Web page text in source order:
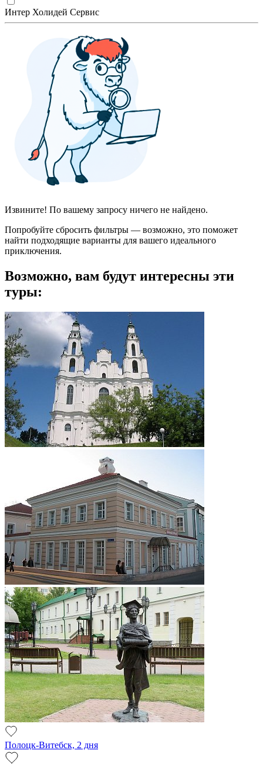
Интер Холидей Сервис
Извините! По вашему запросу ничего не найдено.
Попробуйте сбросить фильтры — возможно, это поможет
найти подходящие варианты для вашего идеального
приключения.
Возможно, вам будут интересны эти
туры:
Полоцк-Витебск, 2 дня